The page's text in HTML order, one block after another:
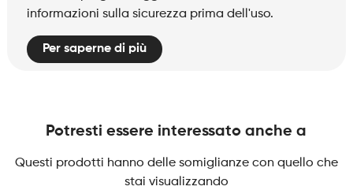
informazioni sulla sicurezza prima dell'uso.
Per saperne di più
Potresti essere interessato anche a
Questi prodotti hanno delle somiglianze con quello che
stai visualizzando